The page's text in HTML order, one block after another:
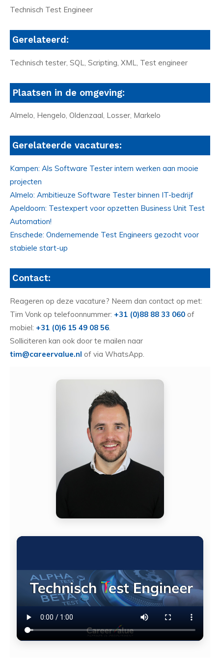
Technisch Test Engineer
Gerelateerd:
Technisch tester, SQL, Scripting, XML, Test engineer
Plaatsen in de omgeving:
Almelo, Hengelo, Oldenzaal, Losser, Markelo
Gerelateerde vacatures:
Kampen: Als Software Tester intern werken aan mooie
projecten
Almelo: Ambitieuze Software Tester binnen IT-bedrijf
Apeldoorn: Testexpert voor opzetten Business Unit Test
Automation!
Enschede: Ondernemende Test Engineers gezocht voor
stabiele start-up
Contact:
Reageren op deze vacature? Neem dan contact op met:
Tim Vonk op telefoonnummer: +31 (0)88 88 33 060 of
mobiel: +31 (0)6 15 49 08 56
Solliciteren kan ook door te mailen naar
tim@careervalue.nl of via WhatsApp.